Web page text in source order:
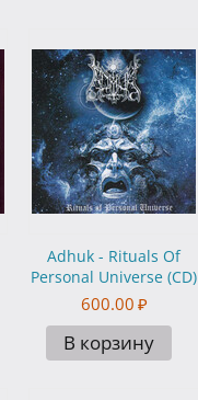
Adhuk - Rituals Of
Personal Universe (CD)
600.00 ₽
В корзину